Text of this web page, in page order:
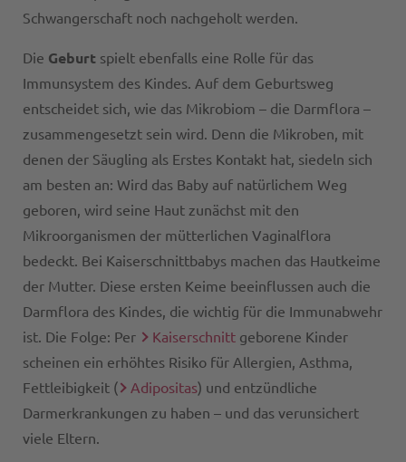
Schwangerschaft noch nachgeholt werden.
Die Geburt spielt ebenfalls eine Rolle für das
Immunsystem des Kindes. Auf dem Geburtsweg
entscheidet sich, wie das Mikrobiom – die Darmflora –
zusammengesetzt sein wird. Denn die Mikroben, mit
denen der Säugling als Erstes Kontakt hat, siedeln sich
am besten an: Wird das Baby auf natürlichem Weg
geboren, wird seine Haut zunächst mit den
Mikroorganismen der mütterlichen Vaginalflora
bedeckt. Bei Kaiserschnittbabys machen das Hautkeime
der Mutter. Diese ersten Keime beeinflussen auch die
Darmflora des Kindes, die wichtig für die Immunabwehr
ist. Die Folge: Per
Kaiserschnitt geborene Kinder
scheinen ein erhöhtes Risiko für Allergien, Asthma,
Fettleibigkeit (
Adipositas) und entzündliche
Darmerkrankungen zu haben – und das verunsichert
viele Eltern.